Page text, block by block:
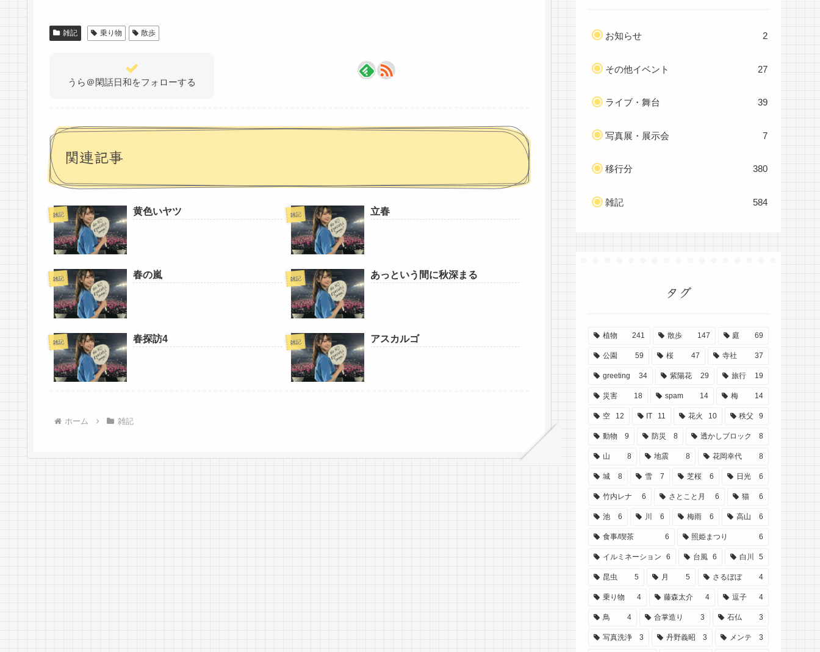
雑記 乗り物 散歩
うら＠閑話日和をフォローする
関連記事
雑記 黄色いヤツ 雑記 立春
雑記 春の嵐 雑記 あっという間に秋深まる
雑記 春探訪4 雑記 アスカルゴ
ホーム 雑記
お知らせ 2
その他イベント 27
ライブ・舞台 39
写真展・展示会 7
移行分 380
雑記 584
タグ
植物 241 散歩 147 庭 69
公園 59 桜 47 寺社 37
greeting 34 紫陽花 29 旅行 19
災害 18 spam 14 梅 14
空 12 IT 11 花火 10 秩父 9
動物 9 防災 8 透かしブロック 8
山 8 地震 8 花岡幸代 8
城 8 雪 7 芝桜 6 日光 6
竹内レナ 6 さとこと月 6 猫 6
池 6 川 6 梅雨 6 高山 6
食事/喫茶 6 照姫まつり 6
イルミネーション 6 台風 6 白川 5
昆虫 5 月 5 さるぼぼ 4
乗り物 4 藤森太介 4 逗子 4
鳥 4 合掌造り 3 石仏 3
写真洗浄 3 丹野義昭 3 メンテ 3